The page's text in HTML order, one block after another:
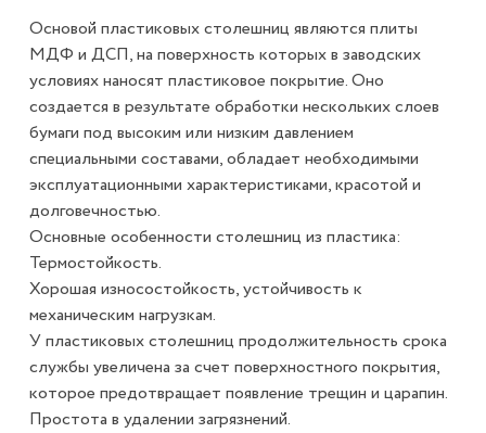
Основой пластиковых столешниц являются плиты
МДФ и ДСП, на поверхность которых в заводских
условиях наносят пластиковое покрытие. Оно
создается в результате обработки нескольких слоев
бумаги под высоким или низким давлением
специальными составами, обладает необходимыми
эксплуатационными характеристиками, красотой и
долговечностью.
Основные особенности столешниц из пластика:
Термостойкость.
Хорошая износостойкость, устойчивость к
механическим нагрузкам.
У пластиковых столешниц продолжительность срока
службы увеличена за счет поверхностного покрытия,
которое предотвращает появление трещин и царапин.
Простота в удалении загрязнений.